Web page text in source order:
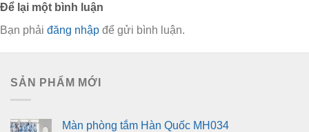
Để lại một bình luận
Bạn phải đăng nhập để gửi bình luận.
SẢN PHẨM MỚI
Màn phòng tắm Hàn Quốc MH034